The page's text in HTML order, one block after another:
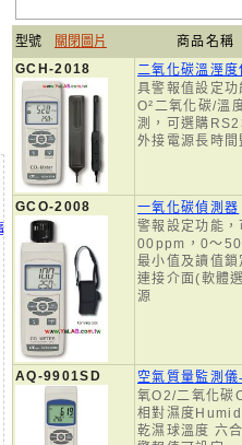
型號 關閉圖片
商品名稱
GCH-2018
二氧化碳溫溼
具警報值設定
O²二氧化碳/溫
測，可選購
外接電源長時
GCO-2008
一氧化碳偵測器
警報設定功能
00ppm，0～
最小值及讀值
連接介面(軟體
源
AQ-9901SD
空氣質量監測
氧O2/二氧化碳
相對濕度
乾濕球溫度 六